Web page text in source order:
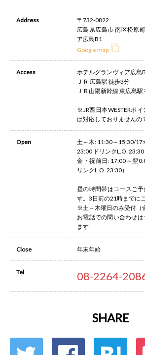
Address
〒732-0822
広島県広島市 南区松原
ア広島B1
Google map
Access
ホテルグランヴィア広島
ＪＲ 広島駅 徒歩3分
ＪＲ山陽新幹線 東広島駅
※JR西日本WESTERポ
は対応しておりませんの
Open
土～木: 11:30～15:30/
23:00 ドリンクL.O. 23:30
金・祝前日: 17:00～翌
リンクL.O. 23:30）
昼の時間帯はコースご
す。3日前の21時までに
※土～木曜日のみ受付（
お電話での問い合わせ
ます
Close 年末年始
Tel 08-2264-
SHARE